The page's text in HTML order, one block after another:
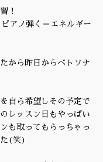
！
アノ弾く＝エネルギー
から昨日からベトソナ
自ら希望しその予定で
レッスン日もやっぱい
も取ってもらっちゃっ
た(笑)